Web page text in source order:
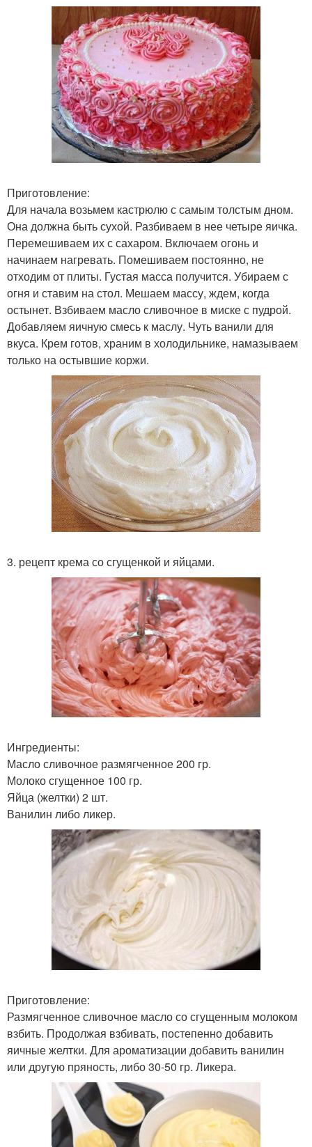
Приготовление:
Для начала возьмем кастрюлю с самым толстым дном.
Она должна быть сухой. Разбиваем в нее четыре яичка.
Перемешиваем их с сахаром. Включаем огонь и
начинаем нагревать. Помешиваем постоянно, не
отходим от плиты. Густая масса получится. Убираем с
огня и ставим на стол. Мешаем массу, ждем, когда
остынет. Взбиваем масло сливочное в миске с пудрой.
Добавляем яичную смесь к маслу. Чуть ванили для
вкуса. Крем готов, храним в холодильнике, намазываем
только на остывшие коржи.
3. рецепт крема со сгущенкой и яйцами.
Ингредиенты:
Масло сливочное размягченное 200 гр.
Молоко сгущенное 100 гр.
Яйца (желтки) 2 шт.
Ванилин либо ликер.
Приготовление:
Размягченное сливочное масло со сгущенным молоком
взбить. Продолжая взбивать, постепенно добавить
яичные желтки. Для ароматизации добавить ванилин
или другую пряность, либо 30-50 гр. Ликера.